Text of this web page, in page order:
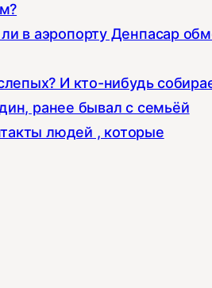
в аэропорту Денпасар
И кто-нибудь
ранее бывал с семьёй
людей , которые